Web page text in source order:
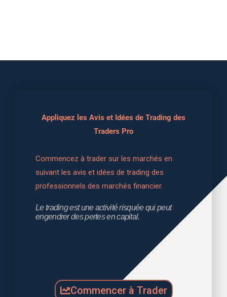
Appliquez les Avis et Idées de Trading des
Traders Pro
Commencez à trader sur les marchés en
suivant les avis et idées de trading des
professionnels des marchés financier.
Le trading est une activité risquée qui peut
engendrer des pertes en capital.
Commencer à Trader